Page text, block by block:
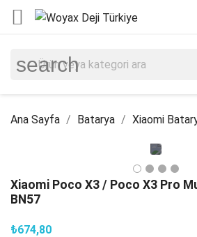

search
Ana Sayfa Batarya Xiaomi
Xiaomi Poco X3 / Poco X3 Pro
BN57
₺674,80